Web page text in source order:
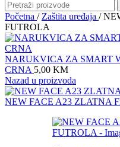
Početna / Zaštita uređaja /
FUTROLA
NARUKVICA ZA SMART
CRNA 5,00 KM
Nazad u proizvoda
NEW FACE A23 ZLATNA